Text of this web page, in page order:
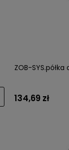
ZOB-
134,69 zł